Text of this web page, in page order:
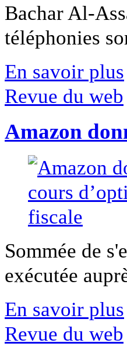
Bachar Al-
téléphonies
En savoir plus
Revue du web
Amazon
Sommée de
exécutée
En savoir plus
Revue du web